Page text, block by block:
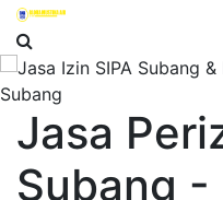
Jasa
Subang -